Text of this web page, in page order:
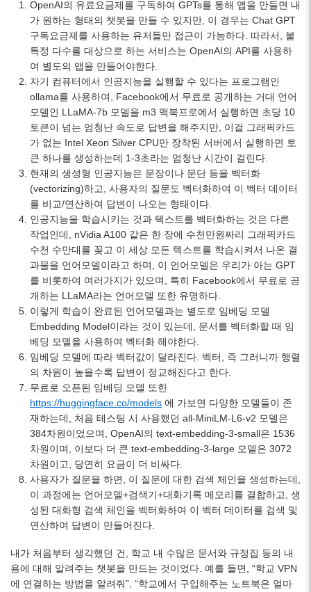
OpenAI의 유료요금제를 구독하여 GPTs를 통해 앱을 만들면 내
가 원하는 형태의 챗봇을 만들 수 있지만, 이 경우는 Chat GPT
구독요금제를 사용하는 유저들만 접근이 가능하다. 따라서, 불
특정 다수를 대상으로 하는 서비스는 OpenAI의 API를 사용하
여 별도의 앱을 만들어야한다.
자기 컴퓨터에서 인공지능을 실행할 수 있다는 프로그램인
ollama를 사용하여, Facebook에서 무료로 공개하는 거대 언어
모델인 LLaMA-7b 모델을 m3 맥북프로에서 실행하면 초당 10
토큰이 넘는 엄청난 속도로 답변을 해주지만, 이걸 그래픽카드
가 없는 Intel Xeon Silver CPU만 장착된 서버에서 실행하면 토
큰 하나를 생성하는데 1-3초라는 엄청난 시간이 걸린다.
현재의 생성형 인공지능은 문장이나 문단 등을 벡터화
(vectorizing)하고, 사용자의 질문도 벡터화하여 이 벡터 데이터
를 비교/연산하여 답변이 나오는 형태이다.
인공지능을 학습시키는 것과 텍스트를 벡터화하는 것은 다른
작업인데, nVidia A100 같은 한 장에 수천만원짜리 그래픽카드
수천 수만대를 꽂고 이 세상 모든 텍스트를 학습시켜서 나온 결
과물을 언어모델이라고 하며, 이 언어모델은 우리가 아는 GPT
를 비롯하여 여러가지가 있으며, 특히 Facebook에서 무료로 공
개하는 LLaMA라는 언어모델 또한 유명하다.
이렇게 학습이 완료된 언어모델과는 별도로 임베딩 모델
Embedding Model이라는 것이 있는데, 문서를 벡터화할 때 임
베딩 모델을 사용하여 벡터화 해야한다.
임베딩 모델에 따라 벡터값이 달라진다. 벡터, 즉 그러니까 행렬
의 차원이 높을수록 답변이 정교해진다고 한다.
무료로 오픈된 임베딩 모델 또한
https://huggingface.co/models 에 가보면 다양한 모델들이 존
재하는데, 처음 테스팅 시 사용했던 all-MiniLM-L6-v2 모델은
384차원이었으며, OpenAI의 text-embedding-3-small은 1536
차원이며, 이보다 더 큰 text-embedding-3-large 모델은 3072
차원이고, 당연히 요금이 더 비싸다.
사용자가 질문을 하면, 이 질문에 대한 검색 체인을 생성하는데,
이 과정에는 언어모델+검색기+대화기록 메모리를 결합하고, 생
성된 대화형 검색 체인을 벡터화하여 이 벡터 데이터를 검색 및
연산하여 답변이 만들어진다.
내가 처음부터 생각했던 건, 학교 내 수많은 문서와 규정집 등의 내
용에 대해 알려주는 챗봇을 만드는 것이었다. 예를 들면, “학교 VPN
에 연결하는 방법을 알려줘”, “학교에서 구입해주는 노트북은 얼마